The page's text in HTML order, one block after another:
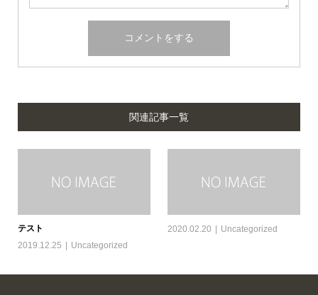
関連記事一覧
テスト
2019.12.25
Uncategorized
2020.02.20 Uncategorized